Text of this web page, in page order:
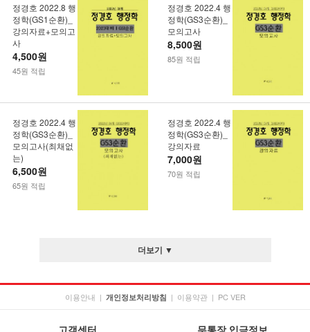
정경호 2022.8 행
정학(GS1순환)_
강의자료+모의고
사
4,500원
45원 적립
정경호 2022.4 행
정학(GS3순환)_
모의고사
8,500원
85원 적립
정경호 2022.4 행
정학(GS3순환)_
모의고사(최채없
는)
6,500원
65원 적립
정경호 2022.4 행
정학(GS3순환)_
강의자료
7,000원
70원 적립
더보기 ▼
이용안내 | 개인정보처리방침 | 이용약관 | PC VER
고객센터 무통장 입금정보